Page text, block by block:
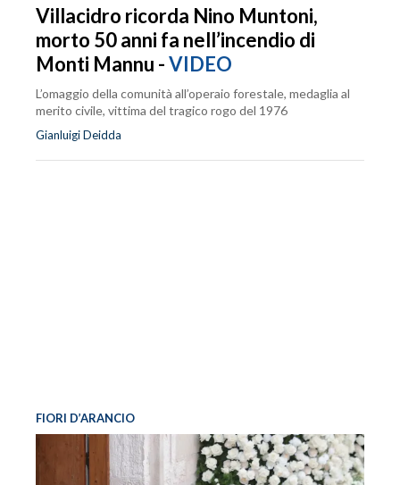
Villacidro ricorda Nino Muntoni,
morto 50 anni fa nell’incendio di
Monti Mannu -VIDEO
L’omaggio della comunità all’operaio forestale, medaglia al
merito civile, vittima del tragico rogo del 1976
Gianluigi Deidda
FIORI D’ARANCIO